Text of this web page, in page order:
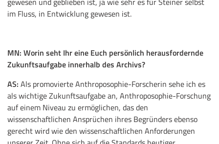
im Fluss, in Entwicklung gewesen ist.
MN: Worin seht Ihr eine Euch persönlich herausfordernde
Zukunftsaufgabe innerhalb des Archivs?
AS: Als promovierte Anthroposophie-Forscherin sehe ich es
als wichtige Zukunftsaufgabe an, Anthroposophie-Forschung
auf einem Niveau zu ermöglichen, das den
wissenschaftlichen Ansprüchen ihres Begründers ebenso
gerecht wird wie den wissenschaftlichen Anforderungen